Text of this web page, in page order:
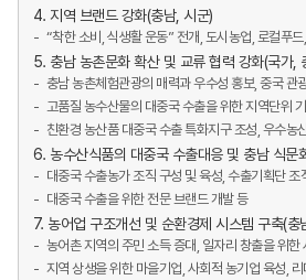
4. 지역 브랜드 강화(충남, 시군)
“착한 소비, 식생활 운동” 전개, 도시농업, 로컬푸
5. 충남 농촌문화 확산 및 교류 협력 강화(국가,
충남 농촌체험관광의 매력과 우수성 홍보, 중국 관
고품질 농수산물의 대중국 수출을 위한 지역단위
친환경 농산품 대중국 수출 특화지구 조성, 우수농
6. 농수산식품의 대중국 수출대응 및 충남 식문
대중국 수출농가 조직 구성 및 육성, 수출기획단 조
대중국 수출을 위한 전문 브랜드 개발 등
7. 농어업 구조개선 및 순환경제 시스템 구축(충
농어촌 지역의 주민 소득 증대, 일자리 창출을 위한
지역 상생을 위한 마을기업, 사회적 농기업 육성,